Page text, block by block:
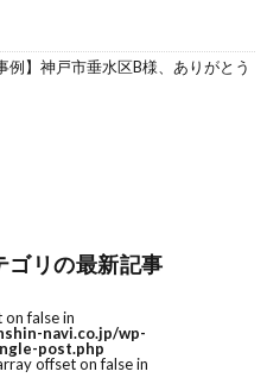
】神戸市垂水区B様、ありがとう
ゴリの最新記事
false in
navi.co.jp/wp-
post.php
offset on false in